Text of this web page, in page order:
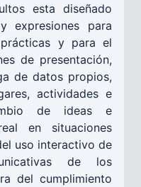
esta diseñado
expresiones para
prácticas y para el
de presentación,
de datos propios,
actividades e
de ideas e
en situaciones
uso interactivo de
de los
del cumplimiento